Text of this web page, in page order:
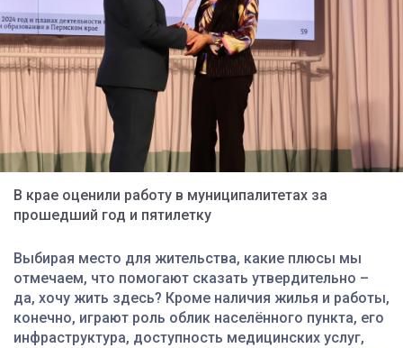
В крае оценили работу в муниципалитетах за
прошедший год и пятилетку
Выбирая место для жительства, какие плюсы мы
отмечаем, что помогают сказать утвердительно –
да, хочу жить здесь? Кроме наличия жилья и работы,
конечно, играют роль облик населённого пункта, его
инфраструктура, доступность медицинских услуг,